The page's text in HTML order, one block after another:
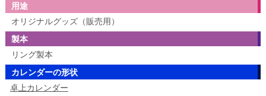
用途
オリジナルグッズ（販売用）
製本
リング製本
カレンダーの形状
卓上カレンダー